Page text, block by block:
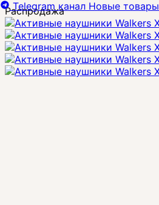
Распродажа
Telegram канал Новые товары